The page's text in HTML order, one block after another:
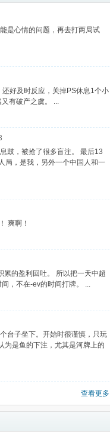
是心情的问题，再去打两局试
好及时反应，关掉PS休息1个小
有破产之虞。 ...
鼓，被抢了很多盲注。 最后13
局，是我，另外一个中国人和一
爽啊！
的盈利回吐。 所以把一天中超
，不在-ev的时间打牌。 ...
台子坐下。开始时很谨慎，只玩
为是鱼的下注，尤其是河牌上的
查看更多